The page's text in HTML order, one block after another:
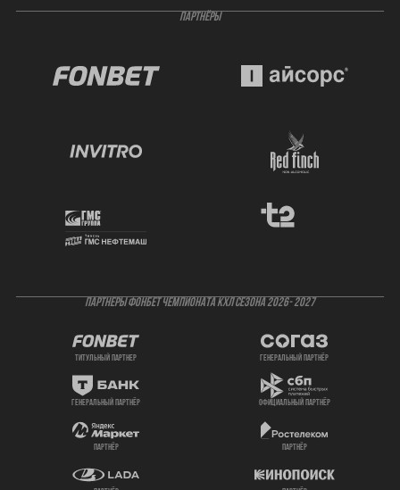
ПАРТНЁРЫ
ПАРТНЕРЫ ФОНБЕТ ЧЕМПИОНАТА КХЛ СЕЗОНА 2026- 2027
титульный партнер генеральный партнёр
генеральный партнёр официальный партнёр
партнёр партнёр